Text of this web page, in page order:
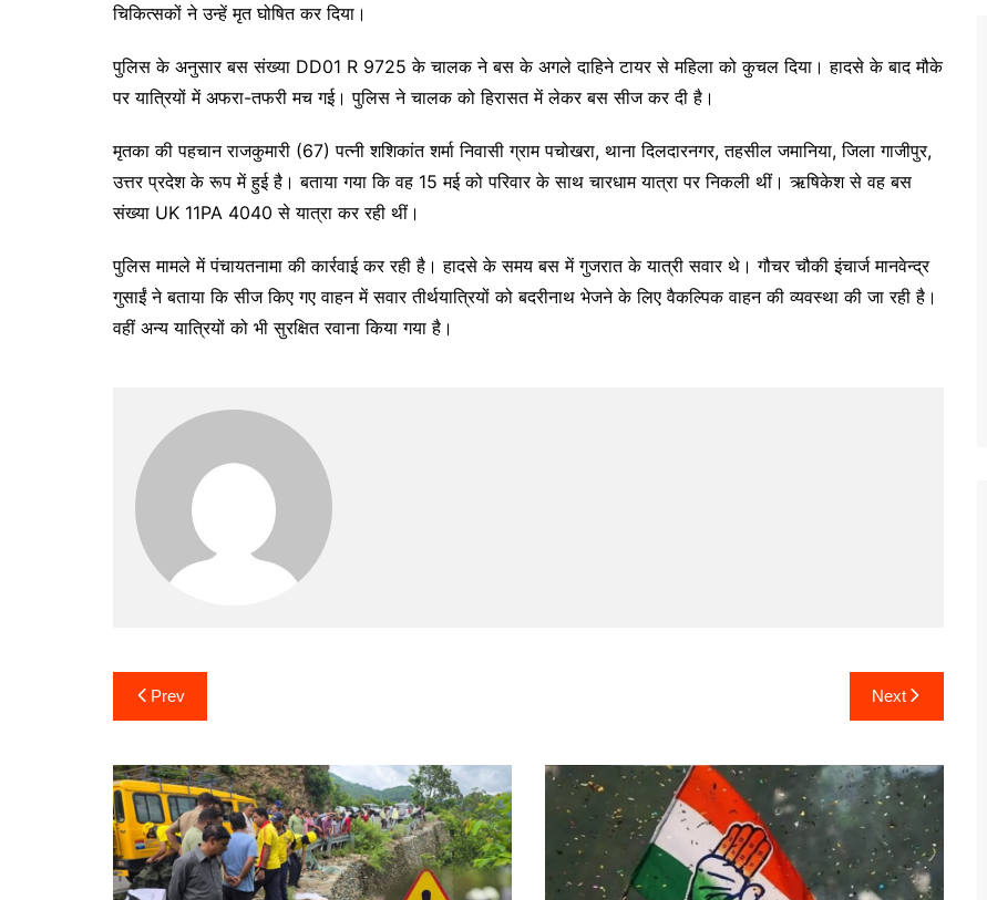
चिकित्सकों ने उन्हें मृत घोषित कर दिया।
पुलिस के अनुसार बस संख्या DD01 R 9725 के चालक ने बस के अगले दाहिने टायर से महिला को कुचल दिया। हादसे के बाद मौके
पर यात्रियों में अफरा-तफरी मच गई। पुलिस ने चालक को हिरासत में लेकर बस सीज कर दी है।
मृतका की पहचान राजकुमारी (67) पत्नी शशिकांत शर्मा निवासी ग्राम पचोखरा, थाना दिलदारनगर, तहसील जमानिया, जिला गाजीपुर,
उत्तर प्रदेश के रूप में हुई है। बताया गया कि वह 15 मई को परिवार के साथ चारधाम यात्रा पर निकली थीं। ऋषिकेश से वह बस
संख्या UK 11PA 4040 से यात्रा कर रही थीं।
पुलिस मामले में पंचायतनामा की कार्रवाई कर रही है। हादसे के समय बस में गुजरात के यात्री सवार थे। गौचर चौकी इंचार्ज मानवेन्द्र
गुसाईं ने बताया कि सीज किए गए वाहन में सवार तीर्थयात्रियों को बदरीनाथ भेजने के लिए वैकल्पिक वाहन की व्यवस्था की जा रही है।
वहीं अन्य यात्रियों को भी सुरक्षित रवाना किया गया है।
Post
navigation
Prev Next